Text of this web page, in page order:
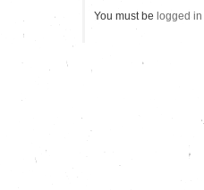
You must be logged in